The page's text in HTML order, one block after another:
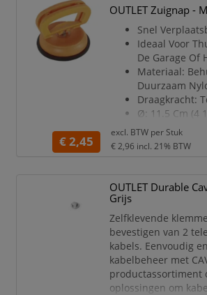
Omschrijving:
archiefdozen
golfkarton -
Materiaal:
K
OUTLET Zuignap -
Snel
Ideaal Voor
De Garage Of
Materiaal:
Duurzaam
Draagkracht:
Ø: 11.5 Cm (4
Geschikt Voor
Dragen Van:
Plastic
€ 2,45
excl. BTW per Stuk
€ 2,96 incl. 21% BTW
OUTLET Durable
Grijs
Zelfklevende
bevestigen van 2
kabels. Eenvoudig
kabelbeheer met
productassortiment
oplossingen om